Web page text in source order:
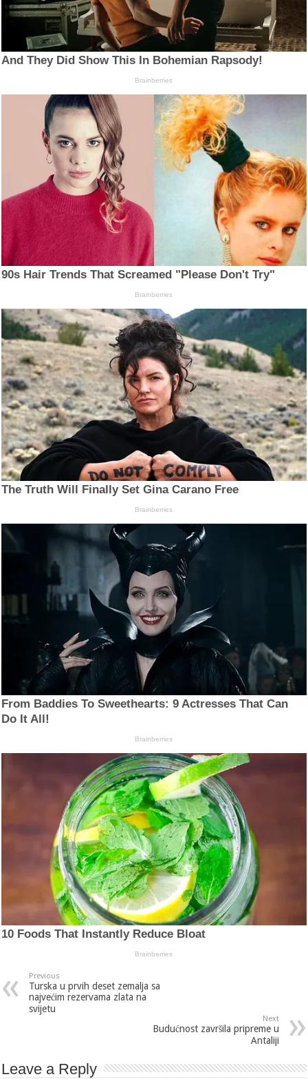
Previous
Turska u prvih deset zemalja sa
najvećim rezervama zlata na
svijetu
Next
Budućnost završila pripreme u
Antaliji
Leave a Reply